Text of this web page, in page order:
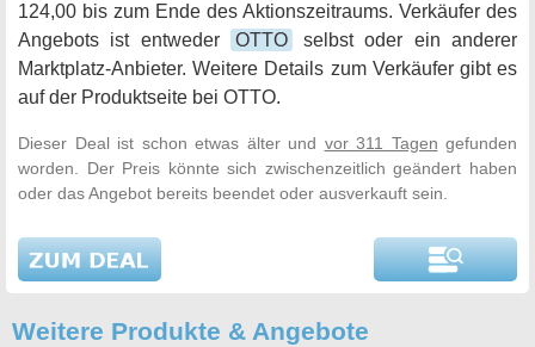
124,00 bis zum Ende des Aktionszeitraums. Verkäufer des
Angebots ist entweder
OTTO
selbst oder ein anderer
Marktplatz-Anbieter. Weitere Details zum Verkäufer gibt es
auf der Produktseite bei OTTO.
Dieser Deal ist schon etwas älter und vor 311 Tagen gefunden
worden. Der Preis könnte sich zwischenzeitlich geändert haben
oder das Angebot bereits beendet oder ausverkauft sein.
Weitere Produkte & Angebote